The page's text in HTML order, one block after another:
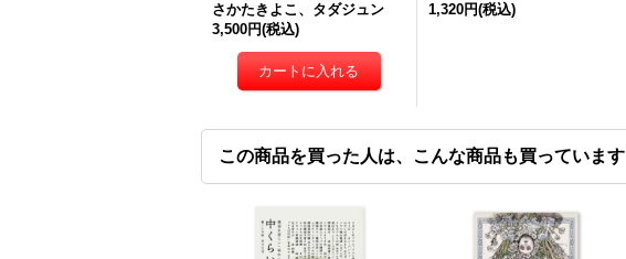
さかたきよこ、タダジュン
3,500円(税込)
1,320円(税込)
この商品を買った人は、こんな商品も買っています